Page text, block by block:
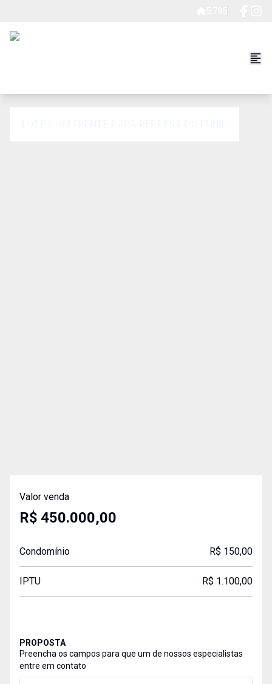
Valor venda
R$ 450.000,00
Condomínio R$ 150,00
IPTU R$ 1.100,00
PROPOSTA
Preencha os campos para que um de nossos especialistas
entre em contato